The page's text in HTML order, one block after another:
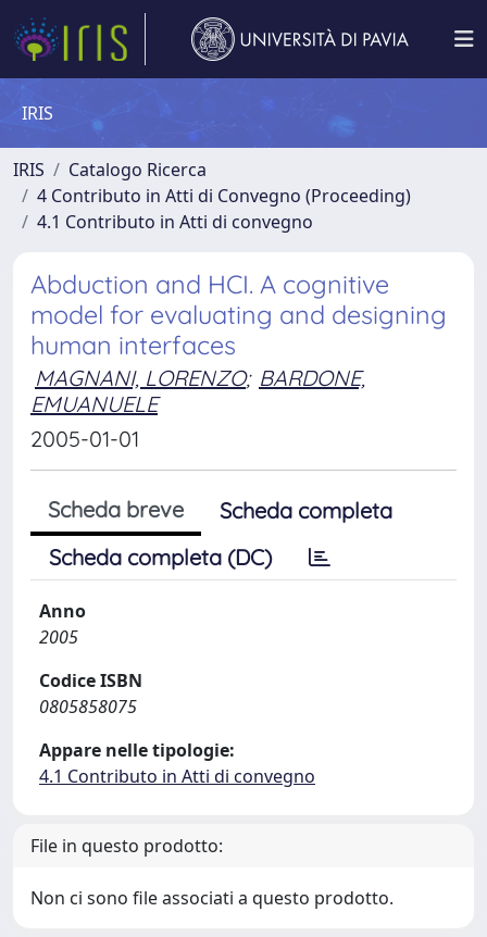
IRIS
IRIS
Catalogo Ricerca
4 Contributo in Atti di Convegno (Proceeding)
4.1 Contributo in Atti di convegno
Abduction and HCI. A cognitive
model for evaluating and designing
human interfaces
MAGNANI, LORENZO; BARDONE,
EMUANUELE
2005-01-01
Scheda breve
Scheda completa
Scheda completa (DC)
Anno
2005
Codice ISBN
0805858075
Appare nelle tipologie:
4.1 Contributo in Atti di convegno
File in questo prodotto:
Non ci sono file associati a questo prodotto.